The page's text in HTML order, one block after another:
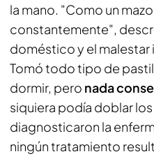
la mano. "Como un
constantemente",
doméstico y el malestar
Tomó todo tipo de
dormir, pero nada
siquiera podía doblar
diagnosticaron la
ningún tratamiento